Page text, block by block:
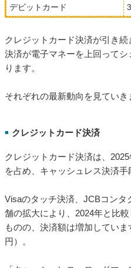
デビットカード
クレジットカード決済が引き
決済が電子マネーを上回って
ります。
それぞれの最新動向を見ていき
■ クレジットカード決済
クレジットカード決済は、
を占め、キャッシュレス決済手
Visaのタッチ決済、JCBコン
舗の拡大により、2024年と比
ものの、決済額は増加してい
円）。